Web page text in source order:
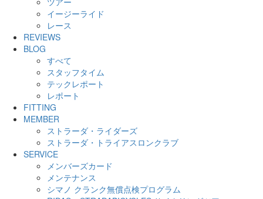
イージーライド
レース
REVIEWS
BLOG
すべて
スタッフタイム
テックレポート
レポート
FITTING
MEMBER
ストラーダ・ライダーズ
ストラーダ・トライアスロンクラブ
SERVICE
メンバーズカード
メンテナンス
シマノ クランク無償点検プログラム